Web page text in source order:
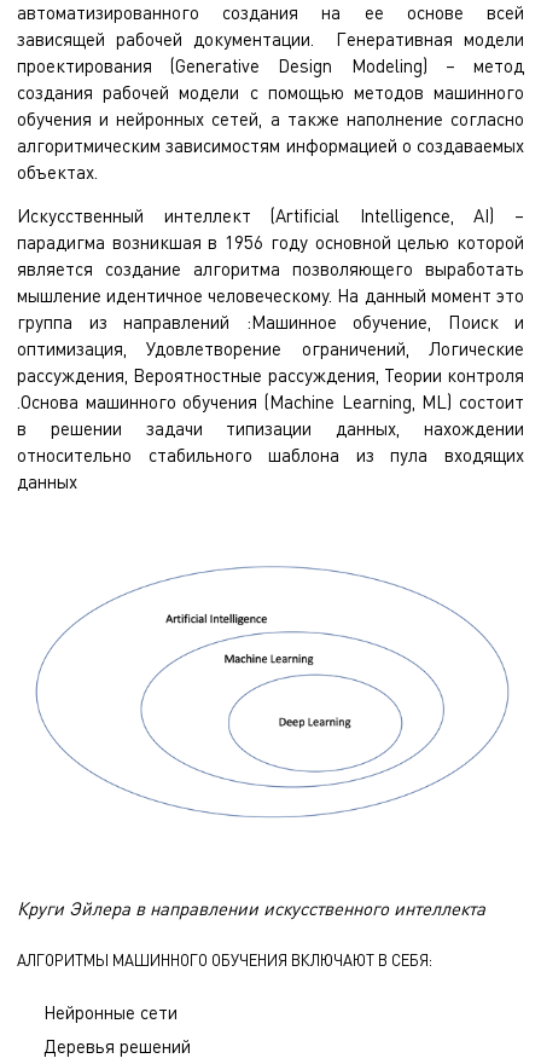
автоматизированного создания на ее основе всей
зависящей рабочей документации. Генеративная модели
проектирования (Generative Design Modeling) – метод
создания рабочей модели с помощью методов машинного
обучения и нейронных сетей, а также наполнение согласно
алгоритмическим зависимостям информацией о создаваемых
объектах.
Искусственный интеллект (Artificial Intelligence, AI) –
парадигма возникшая в 1956 году основной целью которой
является создание алгоритма позволяющего выработать
мышление идентичное человеческому. На данный момент это
группа из направлений :Машинное обучение, Поиск и
оптимизация, Удовлетворение ограничений, Логические
рассуждения, Вероятностные рассуждения, Теории контроля
.Основа машинного обучения (Machine Learning, ML) состоит
в решении задачи типизации данных, нахождении
относительно стабильного шаблона из пула входящих
данных
Круги Эйлера в направлении искусственного интеллекта
АЛГОРИТМЫ МАШИННОГО ОБУЧЕНИЯ ВКЛЮЧАЮТ В СЕБЯ:
Нейронные сети
Деревья решений